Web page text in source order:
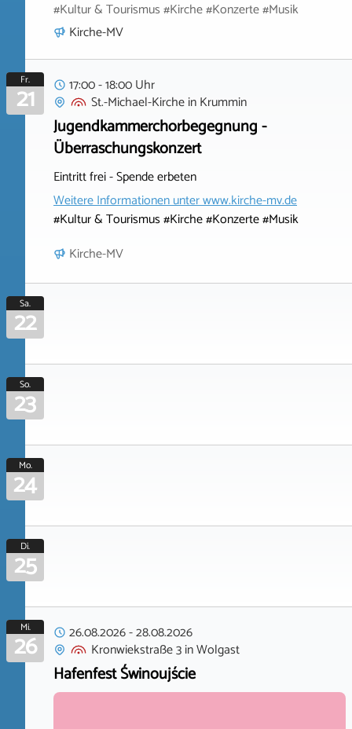
#Kultur & Tourismus #Kirche #Konzerte #Musik
Kirche-MV
Fr.
21
17:00 - 18:00 Uhr
St.-Michael-KircheinKrummin
Jugendkammerchorbegegnung -
Überraschungskonzert
Eintritt frei - Spende erbeten
Weitere Informationen unterwww.kirche-mv.de
#Kultur & Tourismus #Kirche #Konzerte #Musik
Kirche-MV
Sa.
22
So.
23
Mo.
24
Di.
25
Mi.
26 26.08.2026-28.08.2026
Kronwiekstraße 3inWolgast
Hafenfest Świnoujście